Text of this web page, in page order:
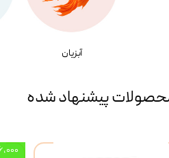
آبزیان
پیشنهاد شده